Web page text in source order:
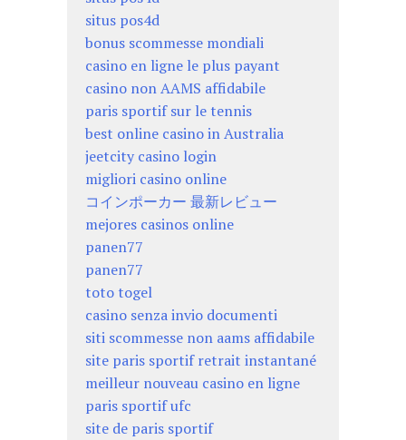
situs pos4d
bonus scommesse mondiali
casino en ligne le plus payant
casino non AAMS affidabile
paris sportif sur le tennis
best online casino in Australia
jeetcity casino login
migliori casino online
コインポーカー 最新レビュー
mejores casinos online
panen77
panen77
toto togel
casino senza invio documenti
siti scommesse non aams affidabile
site paris sportif retrait instantané
meilleur nouveau casino en ligne
paris sportif ufc
site de paris sportif